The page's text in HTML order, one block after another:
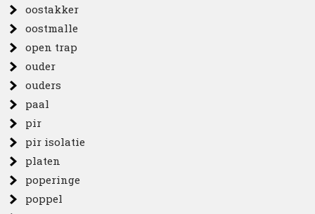
oostakker
oostmalle
open trap
ouder
ouders
paal
pir
pir isolatie
platen
poperinge
poppel